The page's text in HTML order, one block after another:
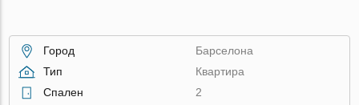
Город
Барселона
Тип
Квартира
Спален
2